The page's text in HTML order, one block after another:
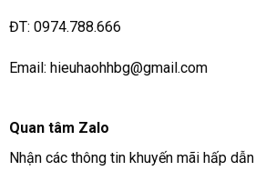
ĐT: 0974.788.666
Email: hieuhaohhbg@gmail.com
Quan tâm Zalo
Nhận các thông tin khuyến mãi hấp dẫn